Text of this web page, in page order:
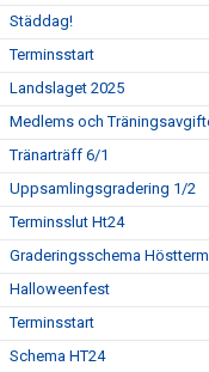
Städdag!
Terminsstart
Landslaget 2025
Medlems och
Tränarträff 6/1
Uppsamlingsgradering 1/2
Terminsslut Ht24
Graderingsschema
Halloweenfest
Terminsstart
Schema HT24